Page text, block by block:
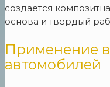
создается
основа и твердый
Применение
автомобилей